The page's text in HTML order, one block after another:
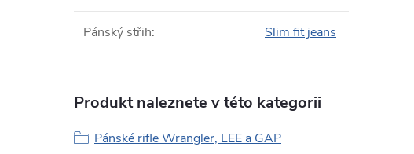
Pánský střih: Slim fit jeans
Produkt naleznete v této kategorii
Pánské rifle Wrangler, LEE a GAP